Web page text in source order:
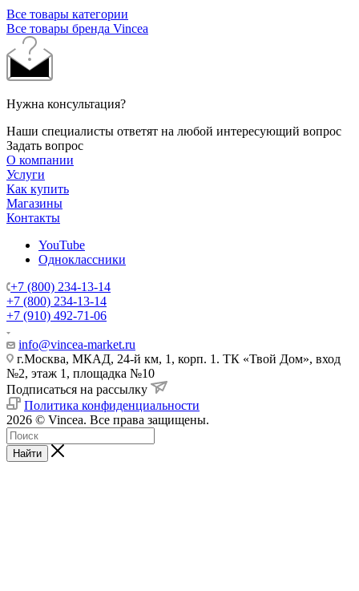
Все товары категории
Все товары бренда Vincea
Нужна консультация?
Наши специалисты ответят на любой интересующий вопрос
Задать вопрос
О компании
Услуги
Как купить
Магазины
Контакты
YouTube
Одноклассники
+7 (800) 234-13-14
+7 (800) 234-13-14
+7 (910) 492-71-06
info@vincea-market.ru
г.Москва, МКАД, 24-й км, 1, корп. 1. ТК «Твой Дом», вход
№2, этаж 1, площадка №10
Подписаться на рассылку
Политика конфиденциальности
2026 © Vincea. Все права защищены.
Найти